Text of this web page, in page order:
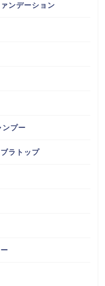
ンデーション
プー
ラトップ